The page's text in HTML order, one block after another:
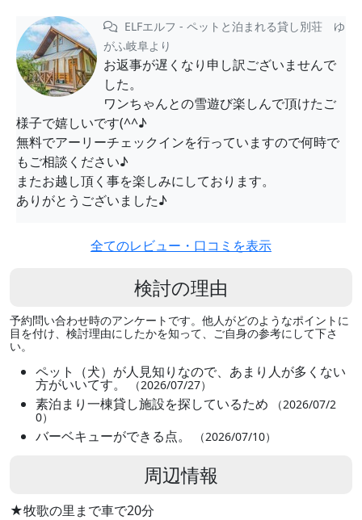
ELFエルフ - ペットと泊まれる貸し別荘 ゆ
がふ岐阜より
お返事が遅くなり申し訳ございませんで
した。
ワンちゃんとの雪遊び楽しんで頂けたご
様子で嬉しいです(^^♪
無料でアーリーチェックインを行っていますので何時で
もご相談ください♪
またお越し頂く事を楽しみにしております。
ありがとうございました♪
全てのレビュー・口コミを表示
検討の理由
予約問い合わせ時のアンケートです。他人がどのようなポイントに
目を付け、検討理由にしたかを知って、ご自身の参考にして下さ
い。
ペット（犬）が人見知りなので、あまり人が多くない
方がいいてす。 （2026/07/27）
素泊まり一棟貸し施設を探しているため
（2026/07/2
0）
バーベキューができる点。 （2026/07/10）
周辺情報
★牧歌の里まで車で20分